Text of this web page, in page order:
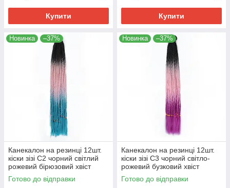
Купити Купити
Новинка –37%
Канекалон на резинці 12шт.
кіски зізі C2 чорний світлий
рожевий бірюзовий хвіст
афрокоси омбре 60см 50гр у
зачіску ZiZi
Готово до відправки
Новинка –37%
Канекалон на резинці 12шт.
кіски зізі C3 чорний світло-
рожевий бузковий хвіст
афрокоси омбре 60см 50гр у
зачіску ZiZi
Готово до відправки